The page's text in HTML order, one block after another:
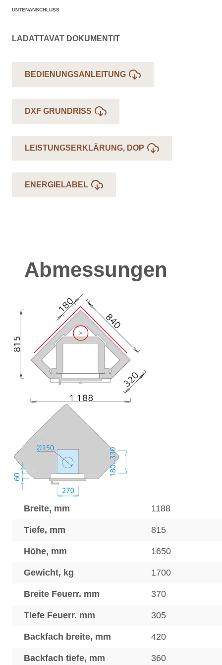
UNTENANSCHLUSS
LADATTAVAT DOKUMENTIT
BEDIENUNGSANLEITUNG
DXF GRUNDRISS
LEISTUNGSERKLÄRUNG, DOP
ENERGIELABEL
Abmessungen
Breite, mm 1188
Tiefe, mm 815
Höhe, mm 1650
Gewicht, kg 1700
Breite Feuerr. mm 370
Tiefe Feuerr. mm 305
Backfach breite, mm 420
Backfach tiefe, mm 360